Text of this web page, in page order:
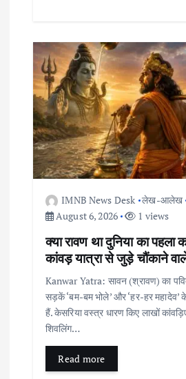
IMNB News Desk लेख-आलेख
August 6, 2026
1 views
क्या रावण था दुनिया का पहला
कांवड़ यात्रा से जुड़े चौंकाने
Kanwar Yatra: सावन (श्रावण) का
सड़कें ‘बम-बम भोले’ और ‘हर-हर
हैं. केसरिया वस्त्र धारण किए लाखों
शिवलिंग…
Read more